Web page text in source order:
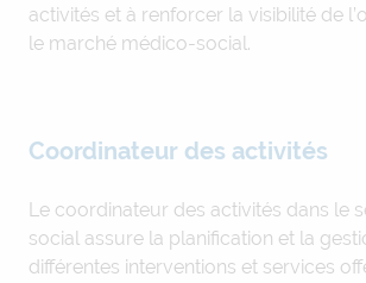
activités et à renforcer la visibilité de
le marché médico-social.
Coordinateur des activités
Le coordinateur des activités dans le
social assure la planification et la
différentes interventions et services